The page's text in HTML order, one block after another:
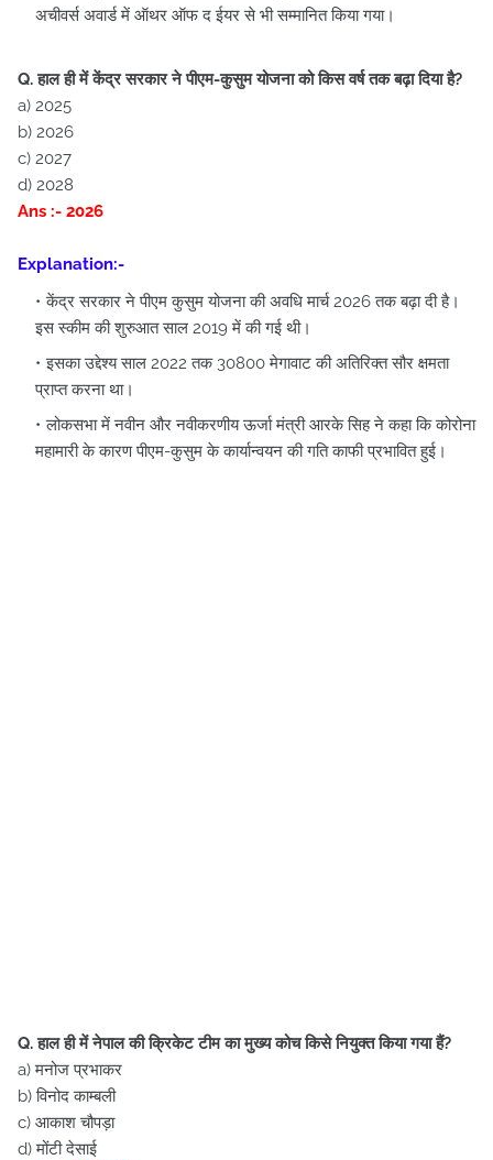
अचीवर्स अवार्ड में ऑथर ऑफ द ईयर से भी सम्मानित किया गया।
Q. हाल ही में केंद्र सरकार ने पीएम-कुसुम योजना को किस वर्ष तक बढ़ा दिया है?
a) 2025
b) 2026
c) 2027
d) 2028
Ans :- 2026
Explanation:-
केंद्र सरकार ने पीएम कुसुम योजना की अवधि मार्च 2026 तक बढ़ा दी है।
इस स्कीम की शुरुआत साल 2019 में की गई थी।
इसका उद्देश्य साल 2022 तक 30800 मेगावाट की अतिरिक्त सौर क्षमता
प्राप्त करना था।
लोकसभा में नवीन और नवीकरणीय ऊर्जा मंत्री आरके सिह ने कहा कि कोरोना
महामारी के कारण पीएम-कुसुम के कार्यान्वयन की गति काफी प्रभावित हुई।
Q. हाल ही में नेपाल की क्रिकेट टीम का मुख्य कोच किसे नियुक्त किया गया हैं?
a) मनोज प्रभाकर
b) विनोद काम्बली
c) आकाश चौपड़ा
d) मोंटी देसाई